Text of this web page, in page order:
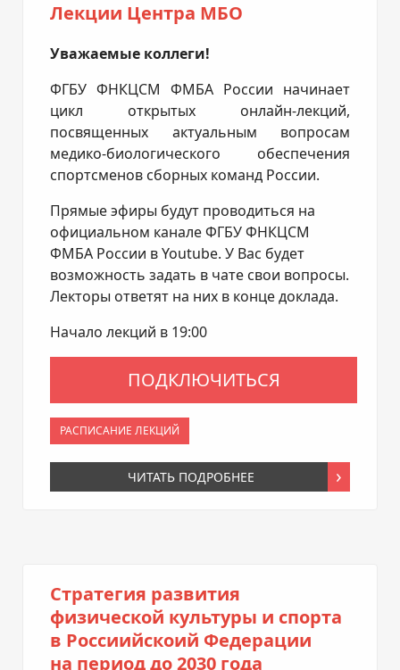
Лекции Центра МБО
Уважаемые коллеги!
ФГБУ ФНКЦСМ ФМБА России начинает
цикл открытых онлайн-лекций,
посвященных актуальным вопросам
медико-биологического обеспечения
спортсменов сборных команд России.
Прямые эфиры будут проводиться на
официальном канале ФГБУ ФНКЦСМ
ФМБА России в Youtube. У Вас будет
возможность задать в чате свои вопросы.
Лекторы ответят на них в конце доклада.
Начало лекций в 19:00
ПОДКЛЮЧИТЬСЯ
РАСПИСАНИЕ ЛЕКЦИЙ
ЧИТАТЬ ПОДРОБНЕЕ
Стратегия развития
физической культуры и спорта
в Россиийскоий Федерации
на период до 2030 года